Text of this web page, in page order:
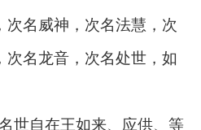
名威神，次名法慧，次
名龙音，次名处世，如
自在王如来、应供、等